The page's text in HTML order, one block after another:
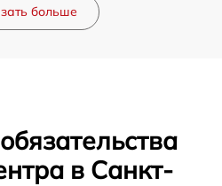
больше
в Санкт-